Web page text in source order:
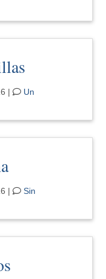
|
Un
|
Sin